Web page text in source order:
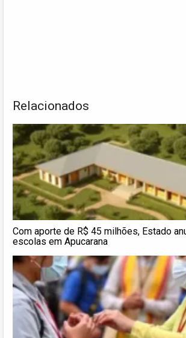
Relacionados
Com aporte de R$ 45 milhões, Estado
escolas em Apucarana